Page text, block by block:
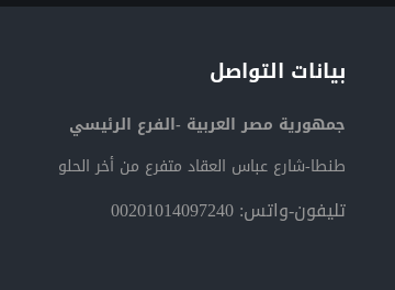
بيانات التواصل
جمهورية مصر العربية -الفرع الرئيسي
طنطا-شارع عباس العقاد متفرع من أخر الحلو
تليفون-واتس: 00201014097240